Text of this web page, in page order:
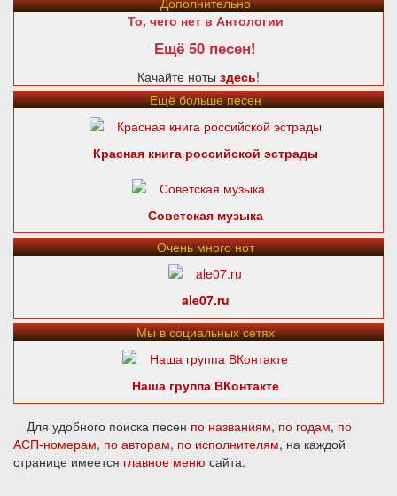
То, чего нет в Антологии
Ещё 50 песен!
Качайте ноты здесь!
Ещё больше песен
Красная книга российской эстрады
Советская музыка
Очень много нот
ale07.ru
Мы в социальных сетях
Наша группа ВКонтакте
Для удобного поиска песен по названиям, по годам, по
АСП-номерам, по авторам, по исполнителям, на каждой
странице имеется главное меню сайта.